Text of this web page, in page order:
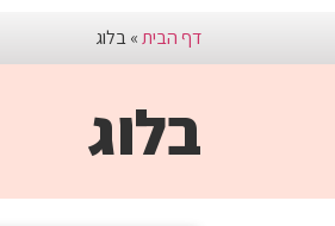
דף הבית»בלוג
בלוג